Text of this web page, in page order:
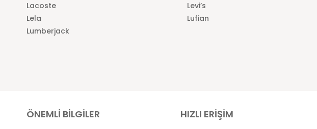
Lacoste
Levi’s
Lela
Lufian
Lumberjack
ÖNEMLİ BİLGİLER HIZLI ERİŞİM